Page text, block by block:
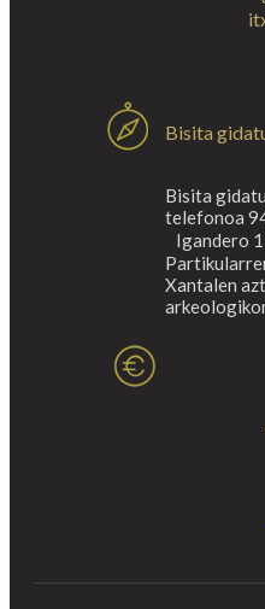
Bisita
Bisita
telefonoa
Igandero
Xantalen